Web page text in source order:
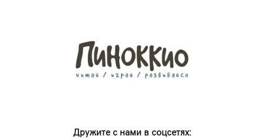
Дружите с нами в соцсетях: